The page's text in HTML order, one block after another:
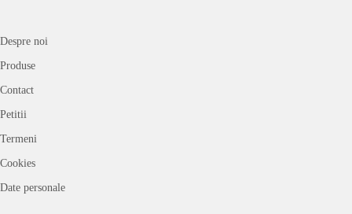
Despre noi
Produse
Contact
Petitii
Termeni
Cookies
Date personale